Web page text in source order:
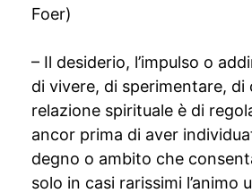
Foer)
– Il desiderio, l’impulso o
di vivere, di sperimentare, di
relazione spirituale è di
ancor prima di aver
degno o ambito che
solo in casi rarissimi l’animo